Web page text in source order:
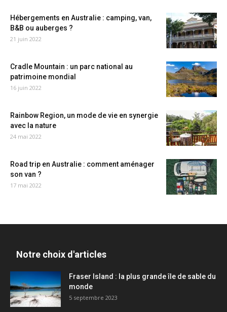
Hébergements en Australie : camping, van,
B&B ou auberges ?
21 juin 2022
Cradle Mountain : un parc national au
patrimoine mondial
16 juin 2022
Rainbow Region, un mode de vie en synergie
avec la nature
24 mai 2022
Road trip en Australie : comment aménager
son van ?
17 mai 2022
Notre choix d'articles
Fraser Island : la plus grande île de sable du
monde
5 septembre 2023